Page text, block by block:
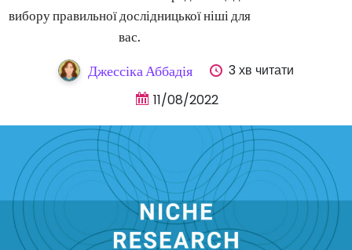
вибору правильної дослідницької ніші для
вас.
Джессіка Аббадія
3 хв читати
11/08/2022